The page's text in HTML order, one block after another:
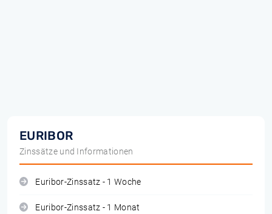
EURIBOR
Zinssätze und Informationen
Euribor-Zinssatz - 1 Woche
Euribor-Zinssatz - 1 Monat